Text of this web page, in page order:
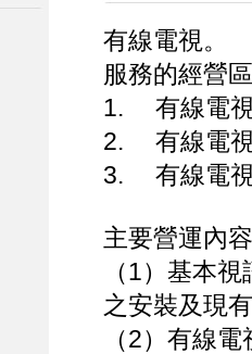
有線電視。
服務的經營
1.
有線電
2.
有線電
3.
有線電
主要營運內
（1）基本
之安裝及現
（2）有線